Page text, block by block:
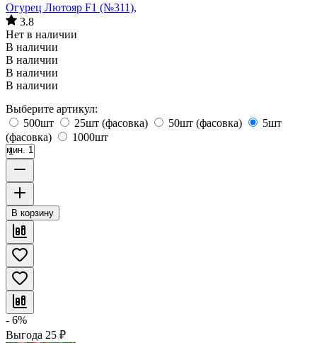
Огурец Лютояр F1 (№311),
3.8
Нет в наличии
В наличии
В наличии
В наличии
В наличии
Выберите артикул:
500шт
25шт (фасовка) 50шт (фасовка)
5шт
(фасовка)
1000шт
мин. 1
В корзину
- 6%
Выгода 25 ₽